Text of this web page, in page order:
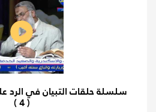
سلسلة حلقات التبيان في الرد
( 4 )